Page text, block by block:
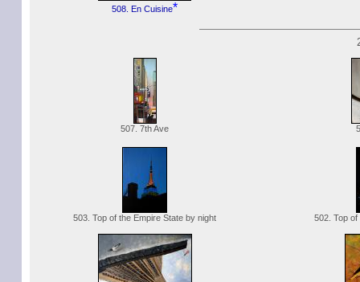
508. En Cuisine*
507. 7th Ave
503. Top of the Empire State by night 502. Top